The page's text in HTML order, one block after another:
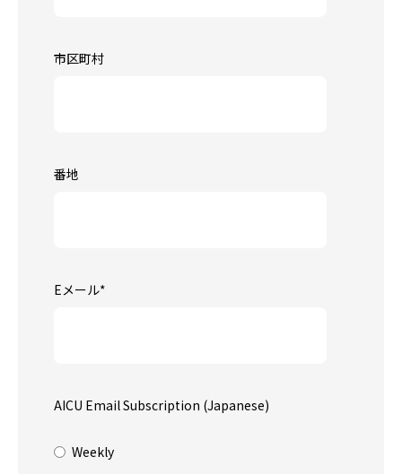
市区町村
番地
Eメール*
AICU Email Subscription (Japanese)
Weekly